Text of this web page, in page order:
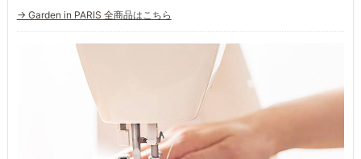
→ Garden in PARIS 全商品はこちら